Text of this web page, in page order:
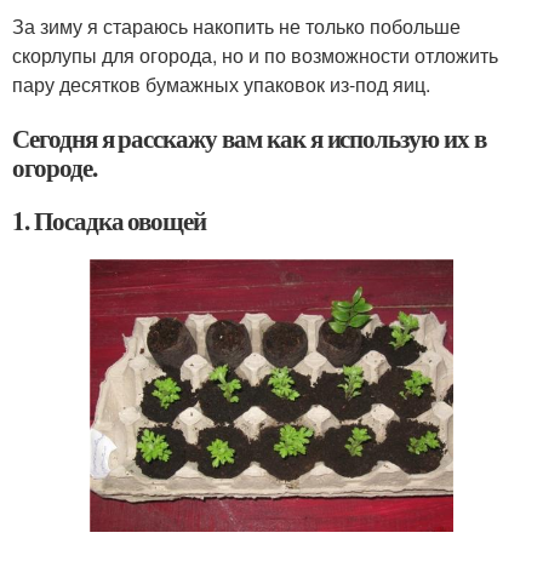
За зиму я стараюсь накопить не только побольше
скорлупы для огорода, но и по возможности отложить
пару десятков бумажных упаковок из-под яиц.
Сегодня я расскажу вам как я использую их в
огороде.
1. Посадка овощей